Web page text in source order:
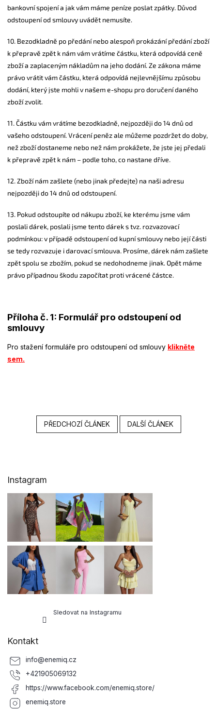
bankovní spojení a jak vám máme peníze poslat zpátky. Důvod
odstoupení od smlouvy uvádět nemusíte.
10. Bezodkladně po předání nebo alespoň prokázání předání zboží
k přepravě zpět k nám vám vrátíme částku, která odpovídá ceně
zboží a zaplaceným nákladům na jeho dodání. Ze zákona máme
právo vrátit vám částku, která odpovídá nejlevnějšímu způsobu
dodání, který jste mohli v našem e-shopu pro doručení daného
zboží zvolit.
11.Částku vám vrátíme bezodkladně, nejpozději do 14 dnů od
vašeho odstoupení. Vrácení peněz ale můžeme pozdržet do doby,
než zboží dostaneme nebo než nám prokážete, že jste jej předali
k přepravě zpět k nám – podle toho, co nastane dříve.
12.Zboží nám zašlete (nebo jinak předejte) na naši adresu
nejpozději do 14 dnů od odstoupení.
13. Pokud odstoupíte od nákupu zboží, ke kterému jsme vám
poslali dárek, poslali jsme tento dárek s tvz. rozvazovací
podmínkou: v případě odstoupení od kupní smlouvy nebo její části
se tedy rozvazuje i darovací smlouva. Prosíme, dárek nám zašlete
zpět spolu se zbožím, pokud se nedohodneme jinak. Opět máme
právo případnou škodu započítat proti vrácené částce.
Příloha č. 1: Formulář pro odstoupení od
smlouvy
Pro stažení formuláře pro odstoupení od smlouvy klikněte
sem.
PŘEDCHOZÍ ČLÁNEK DALŠÍ ČLÁNEK
Instagram
Sledovat na Instagramu
Kontakt
info@enemiq.cz
+421905069132
https://www.facebook.com/enemiq.store/
enemiq.store